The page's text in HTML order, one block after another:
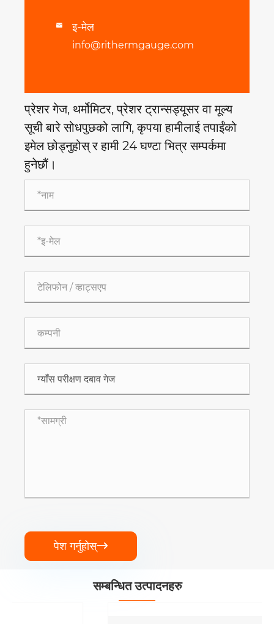
 इ-मेल
info@rithermgauge.com
प्रेशर गेज, थर्मोमिटर, प्रेशर ट्रान्सड्यूसर वा मूल्य
सूची बारे सोधपुछको लागि, कृपया हामीलाई तपाईंको
इमेल छोड्नुहोस् र हामी 24 घण्टा भित्र सम्पर्कमा
हुनेछौं।
पेश गर्नुहोस्
सम्बन्धित उत्पादनहरु